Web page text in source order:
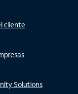
cliente
Solutions